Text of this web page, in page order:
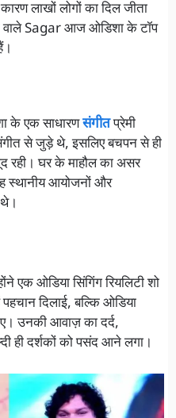
लाखों लोगों का दिल जीता
वाले Sagar आज ओडिशा के टॉप
के एक साधारणसंगीतप्रेमी
संगीत से जुड़े थे, इसलिए बचपन से ही
घर के माहौल का असर
स्थानीय आयोजनों और
ओडिया सिंगिंग रियलिटी शो
दिलाई, बल्कि ओडिया
उनकी आवाज़ का दर्द,
दर्शकों को पसंद आने लगा।